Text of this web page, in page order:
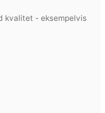
kvalitet - eksempelvis